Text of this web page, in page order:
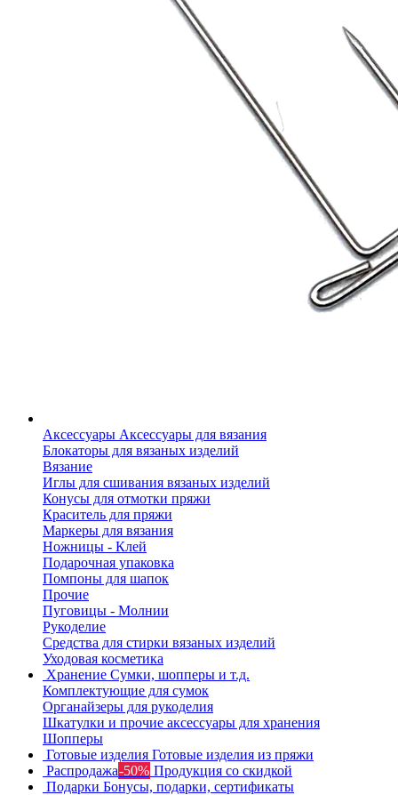
Аксессуары Аксессуары для вязания
Блокаторы для вязаных изделий
Вязание
Иглы для сшивания вязаных изделий
Конусы для отмотки пряжи
Краситель для пряжи
Маркеры для вязания
Ножницы - Клей
Подарочная упаковка
Помпоны для шапок
Прочие
Пуговицы - Молнии
Рукоделие
Средства для стирки вязаных изделий
Уходовая косметика
Хранение Сумки, шопперы и т.д.
Комплектующие для сумок
Органайзеры для рукоделия
Шкатулки и прочие аксессуары для хранения
Шопперы
Готовые изделия Готовые изделия из пряжи
Распродажа-50% Продукция со скидкой
Подарки Бонусы, подарки, сертификаты